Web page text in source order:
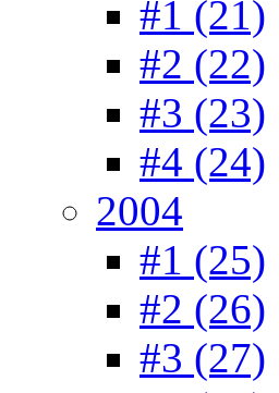
#1 (21)
#2 (22)
#3 (23)
#4 (24)
2004
#1 (25)
#2 (26)
#3 (27)